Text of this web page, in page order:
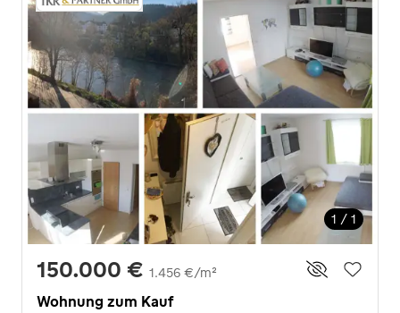
1 / 1
150.000 € 1.456 €/m²
Wohnung zum Kauf